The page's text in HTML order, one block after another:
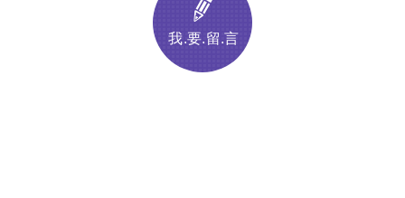
我.要.留.言